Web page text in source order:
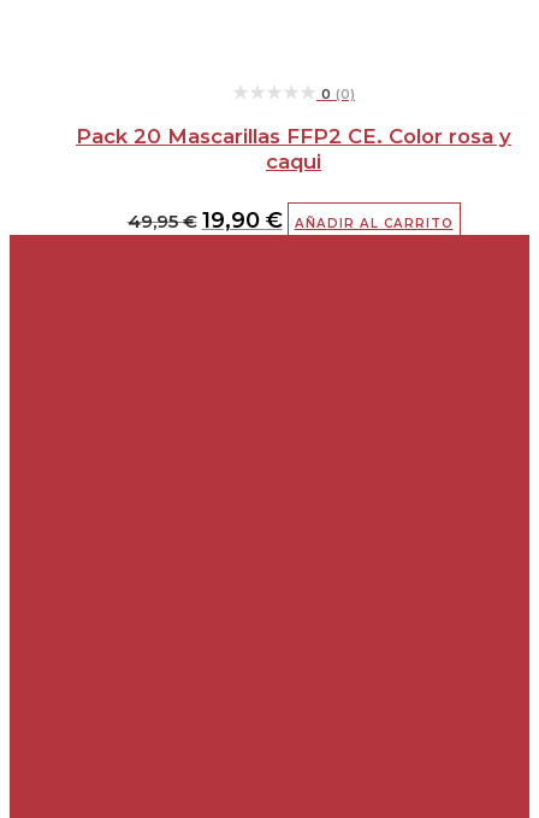
★★★★★
★★★★★ 0 (0)
Pack 20 Mascarillas FFP2 CE. Color rosa y
caqui
49,95€ 19,90 € AÑADIR AL CARRITO